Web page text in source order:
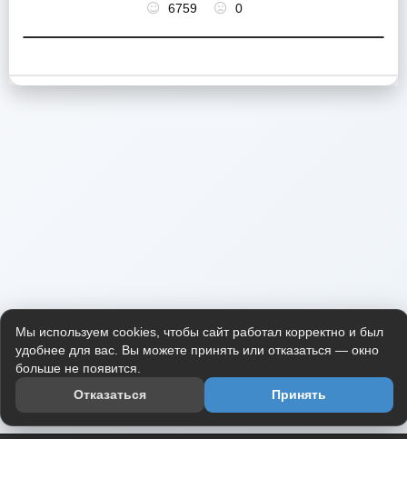
6759 0
Мы используем cookies, чтобы сайт работал корректно и был
удобнее для вас. Вы можете принять или отказаться — окно
больше не появится.
Отказаться
Принять